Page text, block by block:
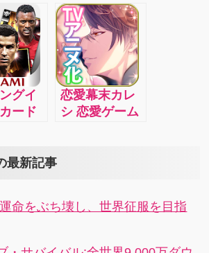
くなる！可愛
がり系戦国
RPG 4i
ン・スポーツ
シミュレーシ
ョンゲームフ
ァンを魅了す
る、競走馬育
成ゲームの究
極進化形ダー
グイ
ード
集め
錯誤
チー
るだ
恋愛幕末カレ
シ 恋愛ゲーム
ら、新撰組、
幕末のイケメ
最新記事
命をぶち壊し、世界征服を目指